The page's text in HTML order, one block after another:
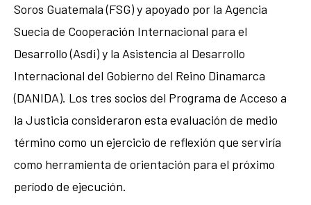
Soros Guatemala (FSG) y apoyado por la Agencia
Suecia de Cooperación Internacional para el
Desarrollo (Asdi) y la Asistencia al Desarrollo
Internacional del Gobierno del Reino Dinamarca
(DANIDA). Los tres socios del Programa de Acceso a
la Justicia consideraron esta evaluación de medio
término como un ejercicio de reflexión que serviría
como herramienta de orientación para el próximo
período de ejecución.